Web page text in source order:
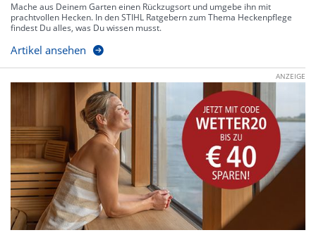
Mache aus Deinem Garten einen Rückzugsort und umgebe ihn mit
prachtvollen Hecken. In den STIHL Ratgebern zum Thema Heckenpflege
findest Du alles, was Du wissen musst.
Artikel ansehen
ANZEIGE